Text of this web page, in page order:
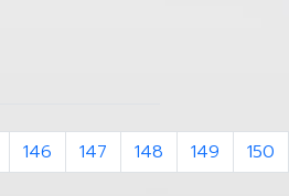
146 147 148 149 150